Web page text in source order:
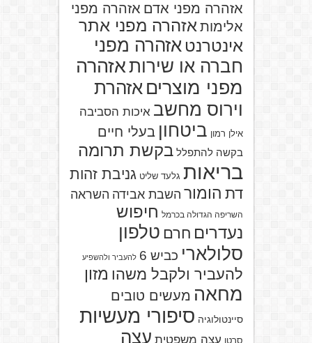
אזהרה מפני אדם אזהרה מפני
אלימות אזהרה מפני אתר
אינטרנט אזהרה מפני
חברה או שירותאזהרה
מפני מוצרים אזהרת
וירוס מחשב איכות הסביבה
אילן רמון ביטחון בעלי חיים
בקשה להתפלל בקשת תרומה
בריאות גלעד שליט גניבת זהות
דת הומור השבת אבידה השראה
השריפה הגדולה בכרמל חיפוש
נעדרים חרם טלפון
סלולארי כביש 6 להעביר ולהשפיע
להעביר ולקבל משהו מזון
מחאה מעשים טובים
סיינטולוגיה סיפורי מעשיות
סרטן עצה משפטית עצה